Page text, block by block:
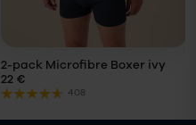
LÄGG I
VARUKORG
2-pack Microfibre Boxer ivy
22 €
408